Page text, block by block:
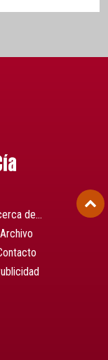
de…
Archivo